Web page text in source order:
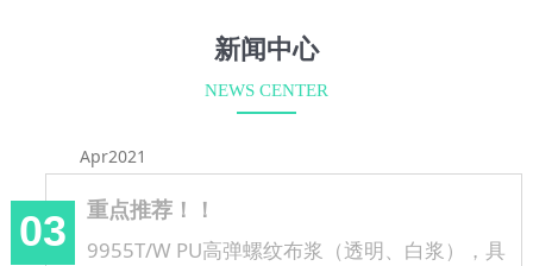
新闻中心
NEWS CENTER
Apr2021
03 重点推荐！！
9955T/W PU高弹螺纹布浆（透明、白浆），具